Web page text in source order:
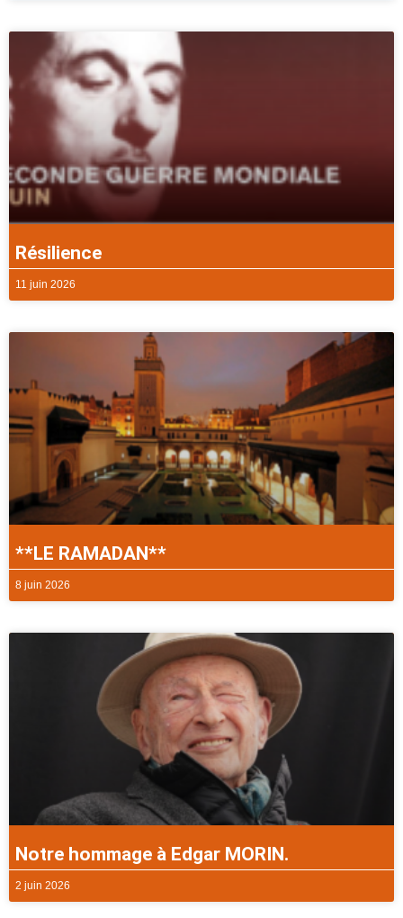
Résilience
11 juin 2026
**LE RAMADAN**
8 juin 2026
Notre hommage à Edgar MORIN.
2 juin 2026